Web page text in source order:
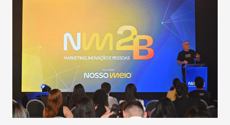
públicos e domiciliares. “Nós não estamos vivendo uma
epidemia comum, como temos em todos os anos, com
aumento de casos de dengue, influenza ou H1N1. Trata-se
de uma epidemia com um vírus diferente, com um poder de
contaminação maior que outros coronavírus”, apontou o
secretário. Segundo ele, é uma epidemia com chance de
contaminação alta, podendo gerar um grande risco à
população e ao sistema de saúde. “Precisamos saber fazer a
estratificação do risco da doença, para não so...